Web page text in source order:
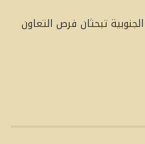
الجنوبية تبحثان فرص التعاون